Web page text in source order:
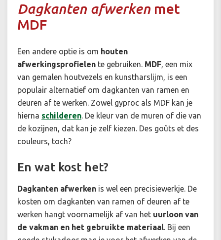
Dagkanten afwerken met
MDF
Een andere optie is om houten
afwerkingsprofielen te gebruiken. MDF, een mix
van gemalen houtvezels en kunstharslijm, is een
populair alternatief om dagkanten van ramen en
deuren af te werken. Zowel gyproc als MDF kan je
hierna schilderen. De kleur van de muren of die van
de kozijnen, dat kan je zelf kiezen. Des goûts et des
couleurs, toch?
En wat kost het?
Dagkanten afwerken is wel een precisiewerkje. De
kosten om dagkanten van ramen of deuren af te
werken hangt voornamelijk af van het uurloon van
de vakman en het gebruikte materiaal. Bij een